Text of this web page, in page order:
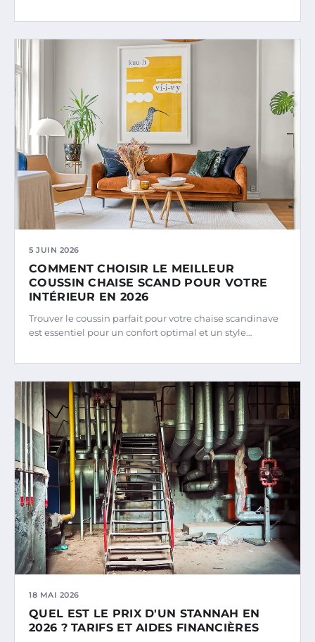
5 JUIN 2026
COMMENT CHOISIR LE MEILLEUR
COUSSIN CHAISE SCAND POUR VOTRE
INTÉRIEUR EN 2026
Trouver le coussin parfait pour votre chaise scandinave
est essentiel pour un confort optimal et un style…
18 MAI 2026
QUEL EST LE PRIX D'UN STANNAH EN
2026 ? TARIFS ET AIDES FINANCIÈRES